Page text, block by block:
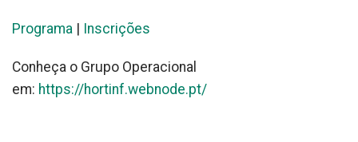
Programa Inscrições
Conheça o Grupo Operacional
em: https://hortinf.webnode.pt/